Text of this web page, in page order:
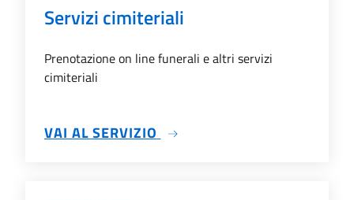
Servizi cimiteriali
Prenotazione on line funerali e altri servizi
cimiteriali
VAI AL SERVIZIO SU SERVIZI CIMITERIALI